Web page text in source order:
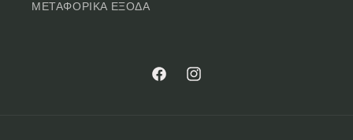
ΜΕΤΑΦΟΡΙΚΑ ΕΞΟΔΑ
FacebookInstagram